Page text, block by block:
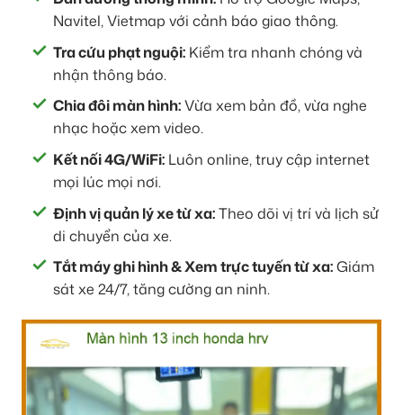
Navitel, Vietmap với cảnh báo giao thông.
Tra cứu phạt nguội: Kiểm tra nhanh chóng và
nhận thông báo.
Chia đôi màn hình:Vừa xem bản đồ, vừa nghe
nhạc hoặc xem video.
Kết nối 4G/WiFi: Luôn online, truy cập internet
mọi lúc mọi nơi.
Định vị quản lý xe từ xa:Theo dõi vị trí và lịch sử
di chuyển của xe.
Tắt máy ghi hình & Xem trực tuyến từ xa:Giám
sát xe 24/7, tăng cường an ninh.